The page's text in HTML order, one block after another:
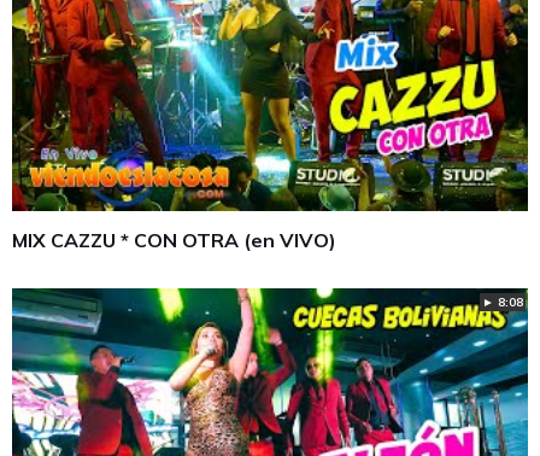
MIX CAZZU * CON OTRA (en VIVO)
► 8:08